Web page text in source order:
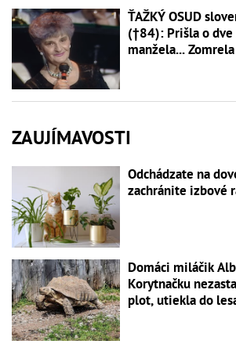
ŤAŽKÝ OSUD
(†84): Prišla o
manžela... Zomrela
ZAUJÍMAVOSTI
Odchádzate na
zachránite izbové
Domáci miláčik
Korytnačku
plot, utiekla do